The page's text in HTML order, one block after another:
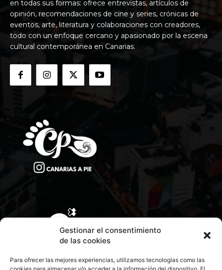
Gestionar el consentimiento
de las cookies
Para ofrecer las mejores experiencias, utilizamos tecnologías como las
en todas sus formas: ofrece entrevistas, artículos de
opinión, recomendaciones de cine y series, crónicas de
eventos, arte, literatura y colaboraciones con creadores,
todo con un enfoque cercano y apasionado por la escena
cultural contemporánea en Canarias.